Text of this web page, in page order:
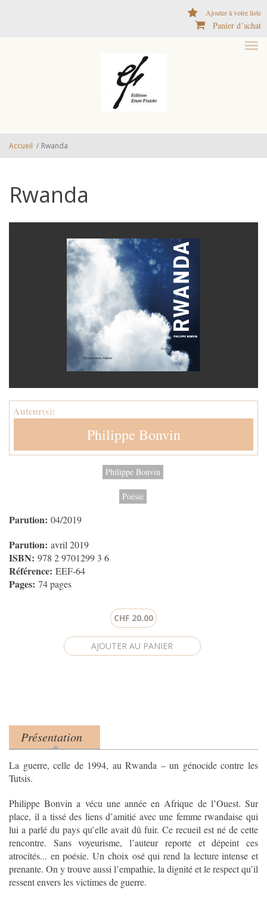
Ajouter à votre liste
Panier d´achat
Accueil / Rwanda
Rwanda
Auteur(s):
Philippe Bonvin
Philippe Bonvin
Poésie
Parution: 04/2019
Parution: avril 2019
ISBN: 978 2 9701299 3 6
Référence: EEF-64
Pages: 74 pages
CHF 20.00
Product tabs
Présentation
(onglet actif)
La guerre, celle de 1994, au Rwanda – un génocide contre les
Tutsis.
Philippe Bonvin a vécu une année en Afrique de l’Ouest. Sur
place, il a tissé des liens d’amitié avec une femme rwandaise qui
lui a parlé du pays qu’elle avait dû fuir. Ce recueil est né de cette
rencontre. Sans voyeurisme, l’auteur reporte et dépeint ces
atrocités... en poésie. Un choix osé qui rend la lecture intense et
prenante. On y trouve aussi l’empathie, la dignité et le respect qu’il
ressent envers les victimes de guerre.